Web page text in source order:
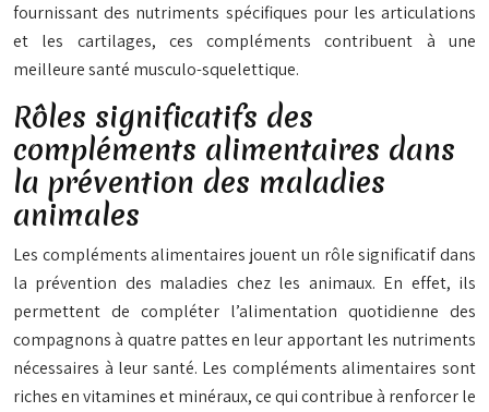
fournissant des nutriments spécifiques pour les articulations
et les cartilages, ces compléments contribuent à une
meilleure santé musculo-squelettique.
Rôles significatifs des
compléments alimentaires dans
la prévention des maladies
animales
Les compléments alimentaires jouent un rôle significatif dans
la prévention des maladies chez les animaux. En effet, ils
permettent de compléter l’alimentation quotidienne des
compagnons à quatre pattes en leur apportant les nutriments
nécessaires à leur santé. Les compléments alimentaires sont
riches en vitamines et minéraux, ce qui contribue à renforcer le